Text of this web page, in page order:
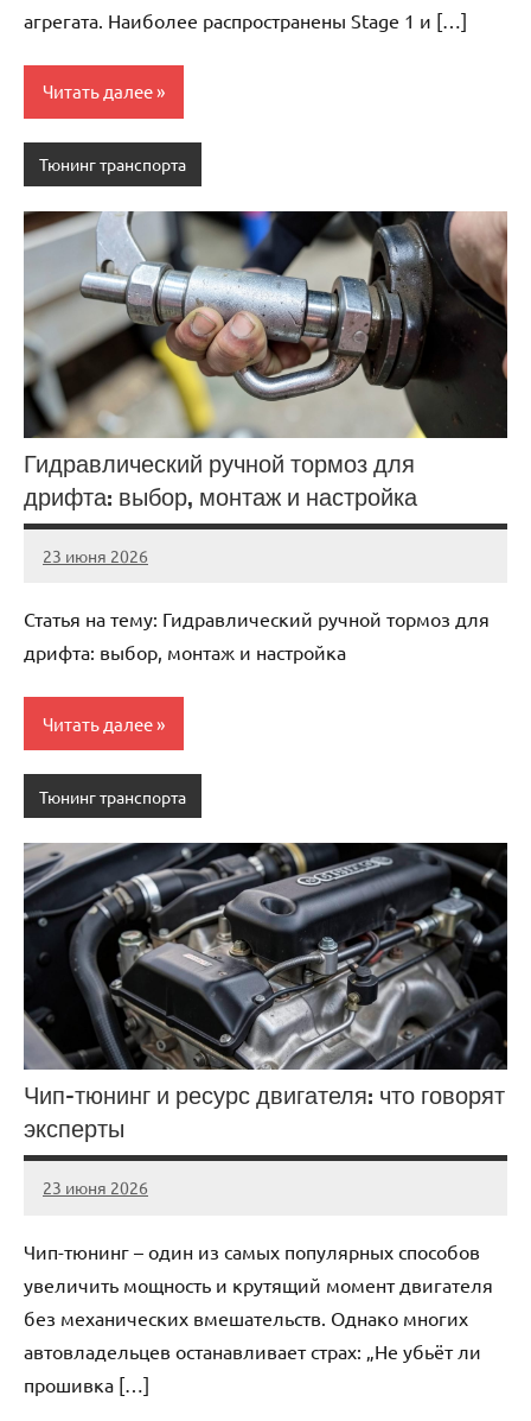
агрегата. Наиболее распространены Stage 1 и […]
Читать далее
Тюнинг транспорта
Гидравлический ручной тормоз для
дрифта: выбор, монтаж и настройка
23 июня 2026
auto_motorss
Нет
Статья на тему: Гидравлический ручной тормоз для
дрифта: выбор, монтаж и настройка
Читать далее
Тюнинг транспорта
Чип-тюнинг и ресурс двигателя: что говорят
эксперты
23 июня 2026
auto_motorss
Нет
Чип-тюнинг – один из самых популярных способов
увеличить мощность и крутящий момент двигателя
без механических вмешательств. Однако многих
автовладельцев останавливает страх: „Не убьёт ли
прошивка […]